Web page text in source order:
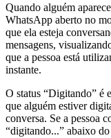
Quando alguém
WhatsApp aberto no
que ela esteja
mensagens,
que a pessoa está
instante.
O status “Digitando” é
que alguém estiver
conversa. Se a pessoa
“digitando...” abaixo